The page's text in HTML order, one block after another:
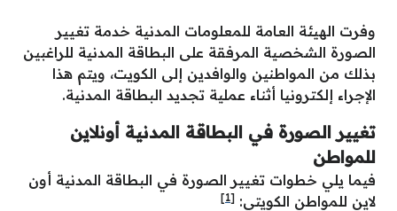
وفرت الهيئة العامة للمعلومات المدنية خدمة تغيير
الصورة الشخصية المرفقة على البطاقة المدنية للراغبين
بذلك من المواطنين والوافدين إلى الكويت، ويتم هذا
الإجراء إلكترونيا أثناء عملية تجديد البطاقة المدنية.
تغيير الصورة في البطاقة المدنية أونلاين
للمواطن
فيما يلي خطوات تغيير الصورة في البطاقة المدنية أون
لاين للمواطن الكويتي: [1]